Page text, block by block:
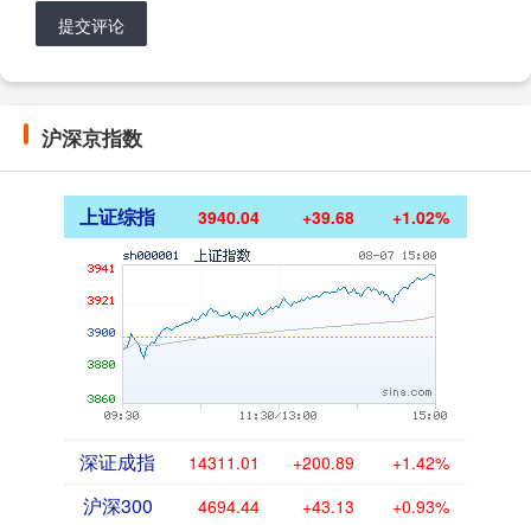
提交评论
沪深京指数
上证综指 3940.04 +39.68 +1.02%
深证成指 14311.01 +200.89 +1.42%
沪深300 4694.44 +43.13 +0.93%